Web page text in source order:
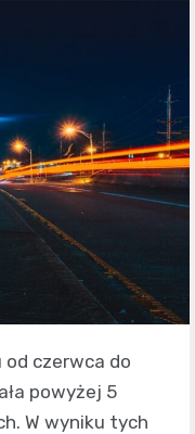
od czerwca do
powyżej 5
W wyniku tych